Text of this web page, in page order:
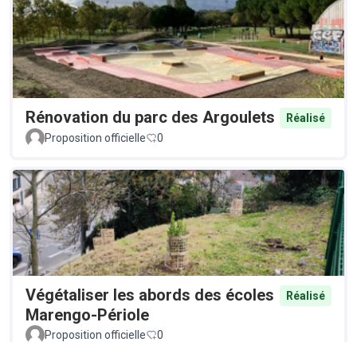
Rénovation du parc des Argoulets
Réalisé
Proposition officielle
0
Végétaliser les abords des écoles
Marengo-Périole
Réalisé
Proposition officielle 0